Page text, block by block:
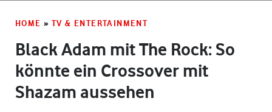
HOME » TV & ENTERTAINMENT
Black Adam mit The Rock: So
könnte ein Crossover mit
Shazam aussehen